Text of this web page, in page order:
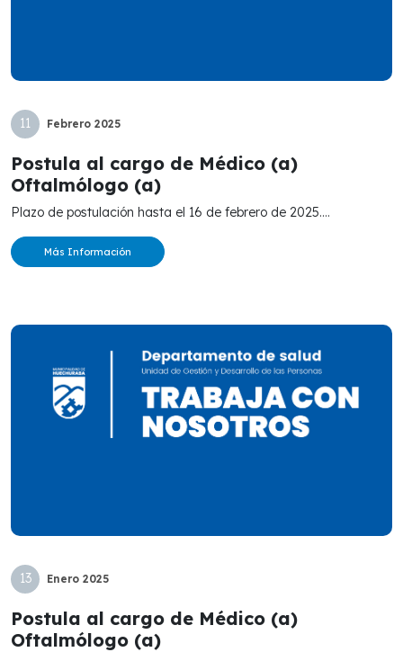
11 Febrero 2025
Postula al cargo de Médico (a)
Oftalmólogo (a)
Plazo de postulación hasta el 16 de febrero de 2025....
Más Información
13 Enero 2025
Postula al cargo de Médico (a)
Oftalmólogo (a)